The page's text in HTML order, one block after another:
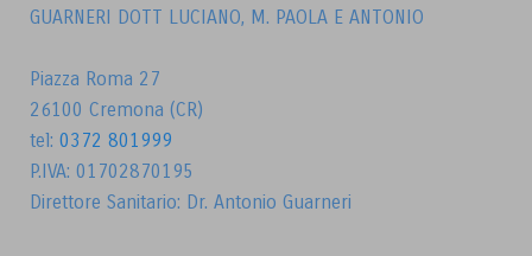
GUARNERI DOTT LUCIANO, M. PAOLA E ANTONIO
Piazza Roma 27
26100 Cremona (CR)
tel: 0372 801999
P.IVA: 01702870195
Direttore Sanitario: Dr. Antonio Guarneri